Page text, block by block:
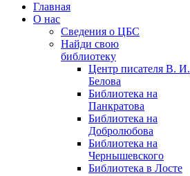
Главная
О нас
Сведения о ЦБС
Найди свою
библиотеку
Центр писателя В. И.
Белова
Библиотека на
Панкратова
Библиотека на
Добролюбова
Библиотека на
Чернышевского
Библиотека в Лосте